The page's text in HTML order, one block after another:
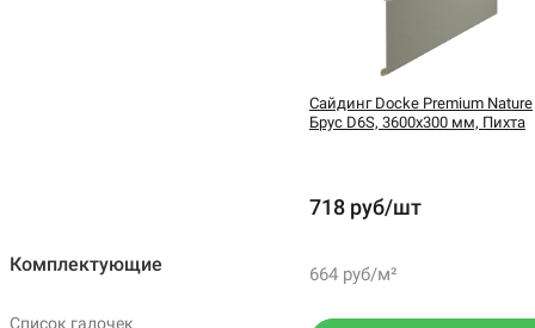
Комплектующие
Список галочек
Сайдинг Docke Premium Nature
Брус D6S, 3600х300 мм, Пихта
718 руб/шт
664 руб/м²